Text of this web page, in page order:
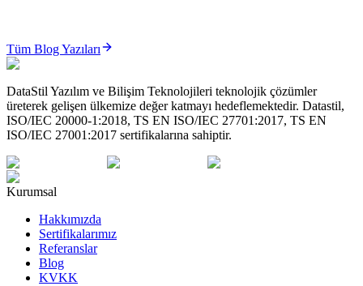
Oku
Tüm Blog Yazıları
DataStil Yazılım ve Bilişim Teknolojileri teknolojik çözümler
üreterek gelişen ülkemize değer katmayı hedeflemektedir. Datastil,
ISO/IEC 20000-1:2018, TS EN ISO/IEC 27701:2017, TS EN
ISO/IEC 27001:2017 sertifikalarına sahiptir.
Kurumsal
Hakkımızda
Sertifikalarımız
Referanslar
Blog
KVKK